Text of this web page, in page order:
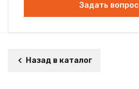
Задать вопрос
Назад в каталог